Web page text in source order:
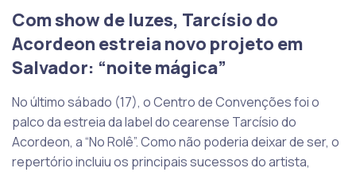
Com show de luzes, Tarcísio do
Acordeon estreia novo projeto em
Salvador: “noite mágica”
No último sábado (17), o Centro de Convenções foi o
palco da estreia da label do cearense Tarcísio do
Acordeon, a “No Rolê”. Como não poderia deixar de ser, o
repertório incluiu os principais sucessos do artista,